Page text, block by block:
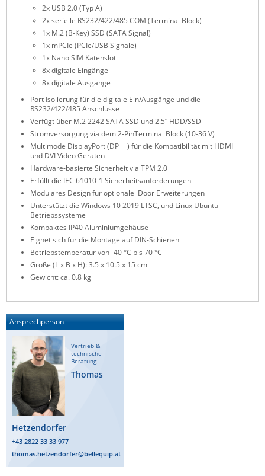
Yuasa
ZPE Systems
News zu unseren Herstellern
2x USB 2.0 (Typ A)
2x serielle RS232/422/485 COM (Terminal Block)
1x M.2 (B-Key) SSD (SATA Signal)
1x mPCIe (PCIe/USB Signale)
1x Nano SIM Katenslot
8x digitale Eingänge
8x digitale Ausgänge
Port Isolierung für die digitale Ein/Ausgänge und die
RS232/422/485 Anschlüsse
Verfügt über M.2 2242 SATA SSD und 2.5“ HDD/SSD
Stromversorgung via dem 2-PinTerminal Block (10-36 V)
Multimode DisplayPort (DP++) für die Kompatibilität mit HDMI
und DVI Video Geräten
Hardware-basierte Sicherheit via TPM 2.0
Erfüllt die IEC 61010-1 Sicherheitsanforderungen
Modulares Design für optionale iDoor Erweiterungen
Unterstützt die Windows 10 2019 LTSC, und Linux Ubuntu
Betriebssysteme
Kompaktes IP40 Aluminiumgehäuse
Eignet sich für die Montage auf DIN-Schienen
Betriebstemperatur von -40 °C bis 70 °C
Größe (L x B x H): 3.5 x 10.5 x 15 cm
Gewicht: ca. 0.8 kg
Ansprechperson
Vertrieb &
technische
Beratung
Thomas
Hetzendorfer
+43 2822 33 33 977
thomas.hetzendorfer@bellequip.at